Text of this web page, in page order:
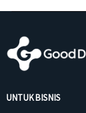
UNTUK BISNIS